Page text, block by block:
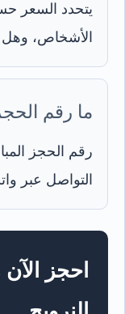
يتحدد السعر
الأشخاص، وهل
ما رقم
رقم الحجز
التواصل عبر
احجز